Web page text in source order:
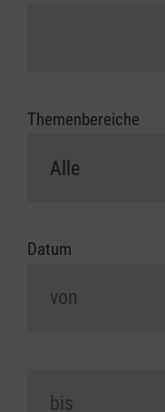
Themenbereiche
Datum